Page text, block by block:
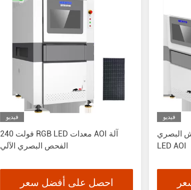
فيديو
240 فولت RGB LED معدات AOI آلة
الفحص البصري الآلي
احصل على أفضل سعر
فيديو
البصري
LED AOI